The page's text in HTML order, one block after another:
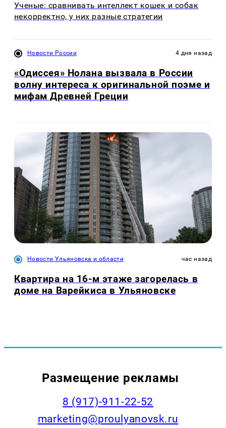
Ученые: сравнивать интеллект кошек и собак
некорректно, у них разные стратегии
Новости России 4 дня назад
«Одиссея» Нолана вызвала в России
волну интереса к оригинальной поэме и
мифам Древней Греции
Новости Ульяновска и области час назад
Квартира на 16-м этаже загорелась в
доме на Варейкиса в Ульяновске
Размещение рекламы
8 (917)-911-22-52
marketing@proulyanovsk.ru